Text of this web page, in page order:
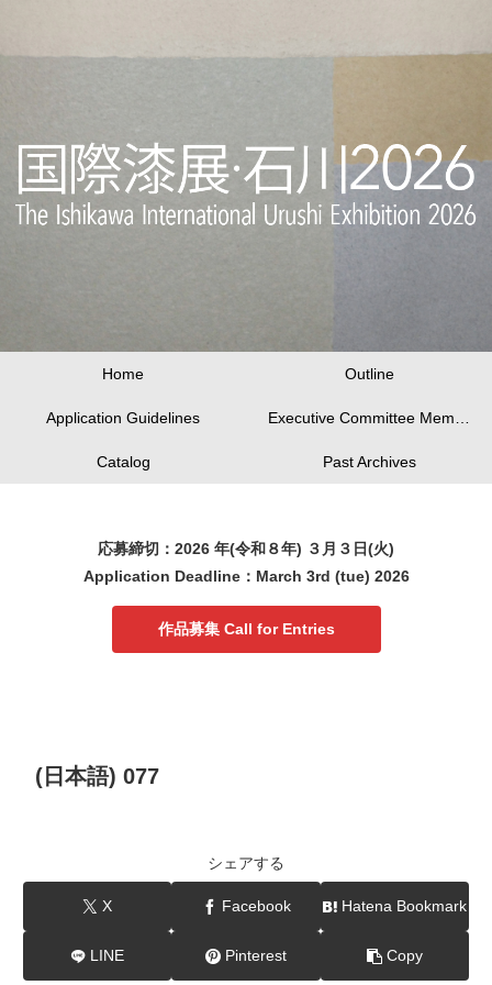
Home Outline
Application Guidelines
Catalog Past Archives
応募締切：2026 年(令和８年) ３月３日(火)
Application Deadline：March 3rd (tue) 2026
作品募集 Call for Entries
(日本語) 077
シェアする
X Facebook Hatena Bookmark
LINE Pinterest Copy